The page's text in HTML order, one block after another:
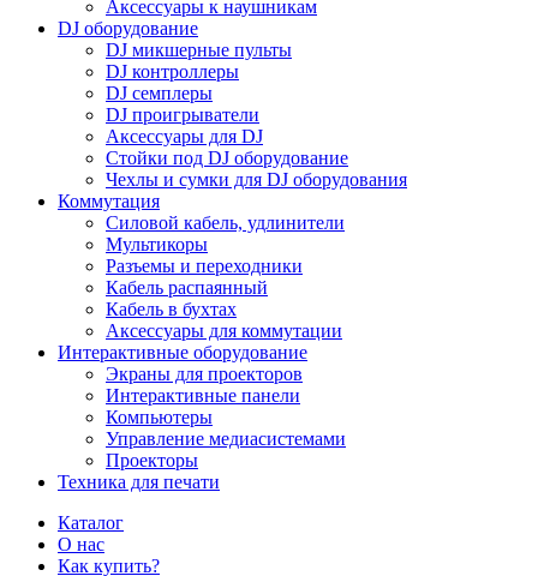
Аксессуары к наушникам
DJ оборудование
DJ микшерные пульты
DJ контроллеры
DJ семплеры
DJ проигрыватели
Аксессуары для DJ
Стойки под DJ оборудование
Чехлы и сумки для DJ оборудования
Коммутация
Силовой кабель, удлинители
Мультикоры
Разъемы и переходники
Кабель распаянный
Кабель в бухтах
Аксессуары для коммутации
Интерактивные оборудование
Экраны для проекторов
Интерактивные панели
Компьютеры
Управление медиасистемами
Проекторы
Техника для печати
Каталог
О нас
Как купить?